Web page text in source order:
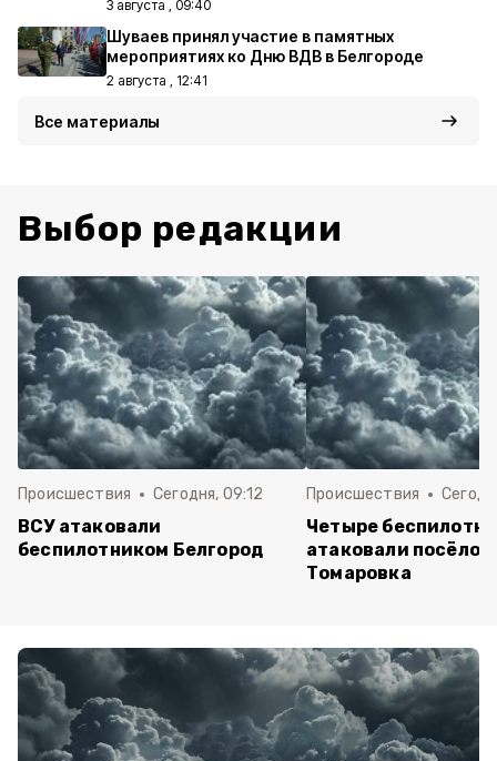
3 августа , 09:40
Шуваев принял участие в памятных
мероприятиях ко Дню ВДВ в Белгороде
2 августа , 12:41
Все материалы
Выбор редакции
Происшествия Сегодня, 09:12
ВСУ атаковали
беспилотником Белгород
Происшествия
Четыре
атаковали посёлок
Томаровка